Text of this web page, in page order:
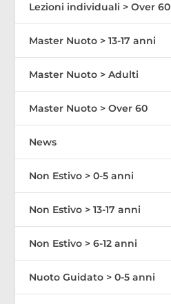
Lezioni individuali > Over 60
Master Nuoto > 13-17 anni
Master Nuoto > Adulti
Master Nuoto > Over 60
News
Non Estivo > 0-5 anni
Non Estivo > 13-17 anni
Non Estivo > 6-12 anni
Nuoto Guidato > 0-5 anni